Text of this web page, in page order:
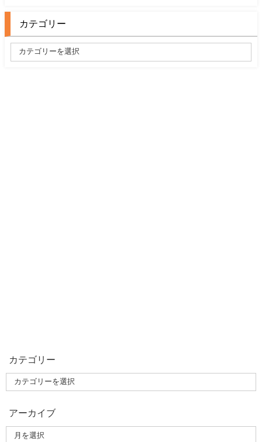
カテゴリー
カテゴリー
アーカイブ